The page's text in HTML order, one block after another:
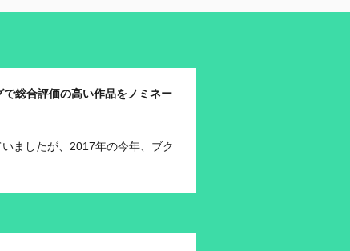
総合評価の高い作品をノミネー
ましたが、2017年の今年、ブク